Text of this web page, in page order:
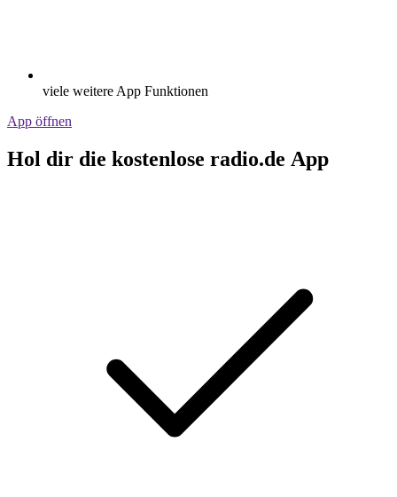
viele weitere App Funktionen
App öffnen
Hol dir die kostenlose radio.de App